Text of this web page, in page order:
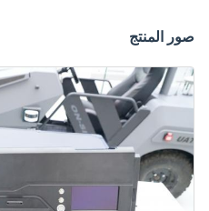
صور المنتج